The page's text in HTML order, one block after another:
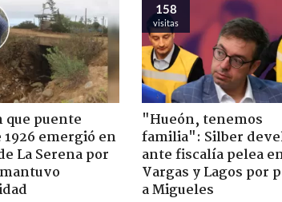
que puente
emergió en
La Serena por
158
visitas
"Hueón, tenemos
familia": Silber
ante fiscalía pelea
Vargas y Lagos por
a Migueles